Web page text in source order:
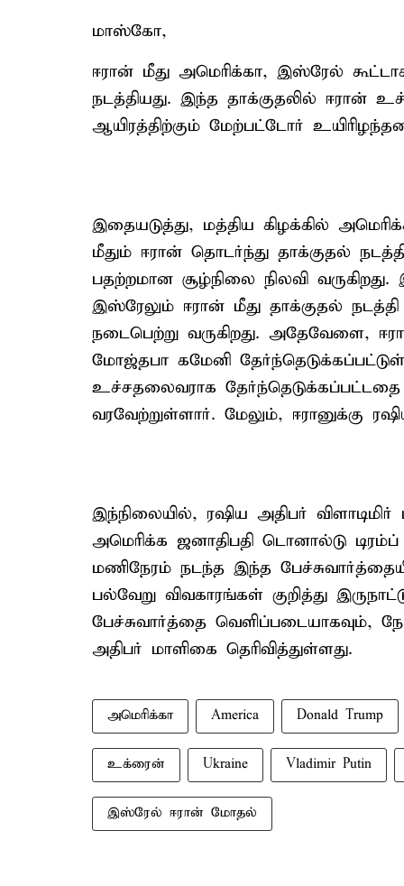
மாஸ்கோ,
ஈரான் மீது அமெரிக்கா, இஸ்ரேல்
நடத்தியது. இந்த தாக்குதலில்
ஆயிரத்திற்கும் மேற்பட்டோர்
இதையடுத்து, மத்திய கிழக்கில்
மீதும் ஈரான் தொடர்ந்து தாக்குதல்
பதற்றமான சூழ்நிலை நிலவி வருகிறது.
இஸ்ரேலும் ஈரான் மீது தாக்குதல்
நடைபெற்று வருகிறது. அதேவேளை,
மோஜ்தபா கமேனி
உச்சதலைவராக தேர்ந்தெடுக்கப்பட்டதை
வரவேற்றுள்ளார். மேலும், ஈரானுக்கு
இந்நிலையில், ரஷிய அதிபர்
அமெரிக்க ஜனாதிபதி டொனால்டு டிரம்ப்
மணிநேரம் நடந்த இந்த
பல்வேறு விவகாரங்கள் குறித்து
பேச்சுவார்த்தை வெளிப்படையாகவும்,
அதிபர் மாளிகை தெரிவித்துள்ளது.
அமெரிக்கா America Donald Trump
உக்ரைன் Ukraine Vladimir Putin
இஸ்ரேல் ஈரான் மோதல்